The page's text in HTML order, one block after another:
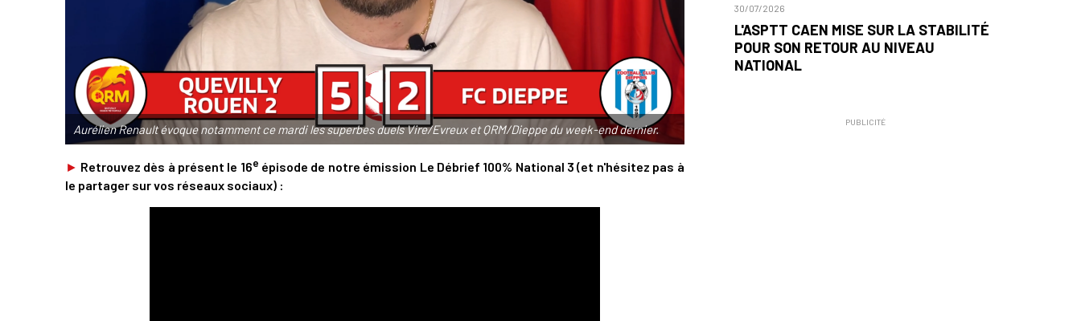
Aurélien Renault évoque notamment ce mardi les superbes duels Vire/Evreux et QRM/Dieppe du week-end dernier.
► Retrouvez dès à présent le 16e épisode de notre émission Le Débrief 100% National 3 (et n'hésitez pas à
le partager sur vos réseaux sociaux) :
30/07/2026
L'ASPTT CAEN MISE SUR LA STABILITÉ
POUR SON RETOUR AU NIVEAU
NATIONAL
PUBLICITÉ